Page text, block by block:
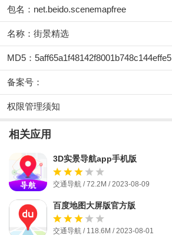
包名：net.beido.scenemapfree
名称：街景精选
MD5：5aff65a1f48142f8001b748c144effe5
备案号：
权限管理须知
相关应用
3D实景导航app手机版
交通导航 / 72.2M / 2023-08-09
百度地图大屏版官方版
交通导航 / 118.6M / 2023-08-01